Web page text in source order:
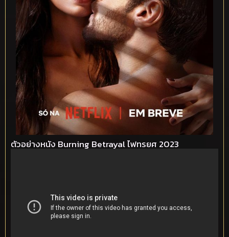
ตัวอย่างหนัง Burning Betrayal ไฟทรยศ 2023